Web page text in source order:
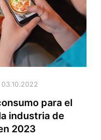
03.10.2022
para el
industria de
2023